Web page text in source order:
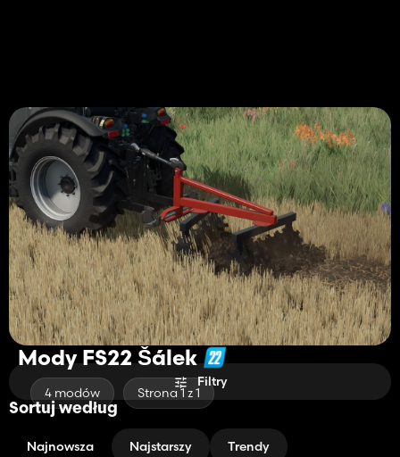
Mody FS22 Šálek
4 modów Strona 1 z 1
Filtry
Sortuj według
Najnowsza Najstarszy Trendy